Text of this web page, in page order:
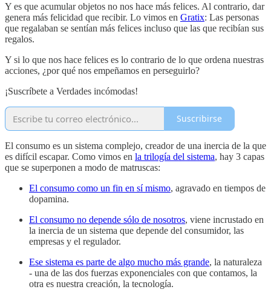
Y es que acumular objetos no nos hace más felices. Al contrario, dar
genera más felicidad que recibir. Lo vimos en Gratix: Las personas
que regalaban se sentían más felices incluso que las que recibían sus
regalos.
Y si lo que nos hace felices es lo contrario de lo que ordena nuestras
acciones, ¿por qué nos empeñamos en perseguirlo?
¡Suscríbete a Verdades incómodas!
Suscribirse
El consumo es un sistema complejo, creador de una inercia de la que
es difícil escapar. Como vimos en la trilogía del sistema, hay 3 capas
que se superponen a modo de matruscas:
El consumo como un fin en sí mismo, agravado en tiempos de
dopamina.
El consumo no depende sólo de nosotros, viene incrustado en
la inercia de un sistema que depende del consumidor, las
empresas y el regulador.
Ese sistema es parte de algo mucho más grande, la naturaleza
- una de las dos fuerzas exponenciales con que contamos, la
otra es nuestra creación, la tecnología.